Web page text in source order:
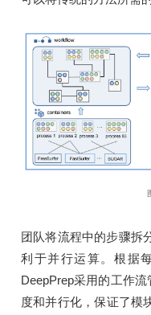
团队将流程中的步骤拆
利于并行运算。根据
DeepPrep采用的工作
度和并行化，保证了模